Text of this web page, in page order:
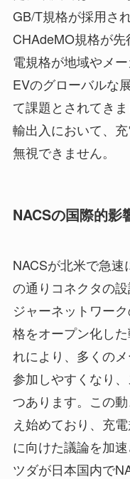
GB/T規格が採用さ
CHAdeMO規格が
電規格が地域やメ
EVのグローバルな
て課題とされてき
輸出入において、
無視できません。
NACSの国際的影
NACSが北米で急
の通りコネクタの
ジャーネットワー
格をオープン化し
れにより、多くの
参加しやすくなり
つあります。この
え始めており、充
に向けた議論を加
ツダが日本国内で